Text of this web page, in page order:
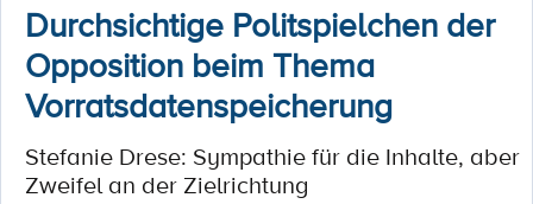
Durchsichtige Politspielchen der
Opposition beim Thema
Vorratsdatenspeicherung
Stefanie Drese: Sympathie für die Inhalte, aber
Zweifel an der Zielrichtung